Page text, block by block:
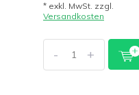
* exkl. MwSt. zzgl.
Versandkosten
- +